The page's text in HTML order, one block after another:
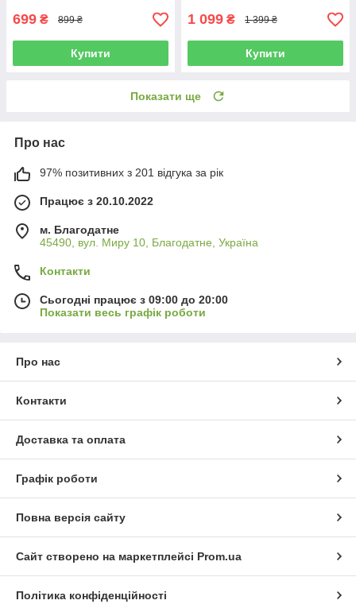
699 ₴ 899 ₴
Купити
1 099 ₴ 1 399 ₴
Купити
Показати ще
Про нас
97% позитивних з 201 відгука за рік
Працює з 20.10.2022
м. Благодатне
45490, вул. Миру 10, Благодатне, Україна
Контакти
Сьогодні працює з 09:00 до 20:00
Показати весь графік роботи
Про нас
Контакти
Доставка та оплата
Графік роботи
Повна версія сайту
Сайт створено на маркетплейсі Prom.ua
Політика конфіденційності